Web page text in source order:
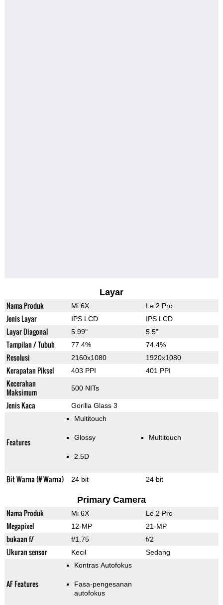
Layar
Nama Produk Mi 6X Le 2 Pro
Jenis Layar IPS LCD IPS LCD
Layar Diagonal 5.99" 5.5"
Tampilan / Tubuh 77.4% 74.4%
Resolusi 2160x1080 1920x1080
Kerapatan Piksel 403 PPI 401 PPI
Kecerahan
Maksimum
500 NITs
Jenis Kaca Gorilla Glass 3
Features
Multitouch
Glossy
2.5D
Multitouch
Bit Warna (# Warna) 24 bit 24 bit
Primary Camera
Nama Produk Mi 6X Le 2 Pro
Megapixel 12-MP 21-MP
bukaan f/ f/1.75 f/2
Ukuran sensor Kecil Sedang
AF Features
Kontras Autofokus
Fasa-pengesanan
autofokus